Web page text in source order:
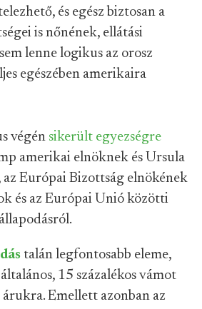
és egész biztosan a
is nőnének, ellátási
lenne logikus az orosz
egészében amerikaira
végénsikerült egyezségre
amerikai elnöknek és Ursula
Európai Bizottság elnökének
és az Európai Unió közötti
talán legfontosabb eleme,
15 százalékos vámot
árukra. Emellett azonban az